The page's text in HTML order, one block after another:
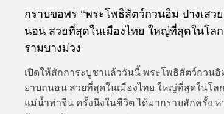
กราบขอพร “พระโพธิสัตว์กวนอิม ปางเสว
นอน สวยที่สุดในเมืองไทย ใหญ่ที่สุดในโล
รามบางม่วง
เปิดให้สักการะบูชาแล้ววันนี้ พระโพธิสัตว์กวนอิ
ยาบถนอน สวยที่สุดในเมืองไทย ใหญ่ที่สุดในโล
แม่น้ำท่าจีน ครั้งนึงในชีวิต ได้มากราบสักครั้ง